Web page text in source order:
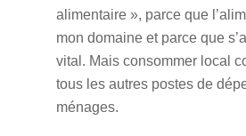
alimentaire », parce que
mon domaine et parce que
vital. Mais consommer local
tous les autres postes de
ménages.